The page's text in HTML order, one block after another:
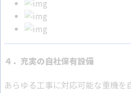
４．充実の自社保有設備
あらゆる工事に対応可能な重機を